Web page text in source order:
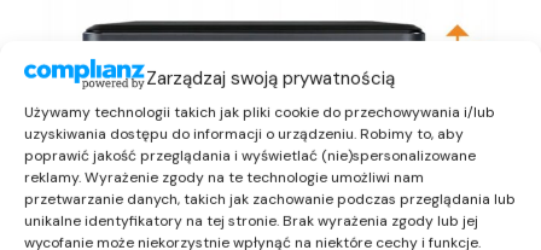
Zarządzaj swoją prywatnością
Używamy technologii takich jak pliki cookie do przechowywania i/lub
uzyskiwania dostępu do informacji o urządzeniu. Robimy to, aby
poprawić jakość przeglądania i wyświetlać (nie)spersonalizowane
reklamy. Wyrażenie zgody na te technologie umożliwi nam
przetwarzanie danych, takich jak zachowanie podczas przeglądania lub
unikalne identyfikatory na tej stronie. Brak wyrażenia zgody lub jej
wycofanie może niekorzystnie wpłynąć na niektóre cechy i funkcje.